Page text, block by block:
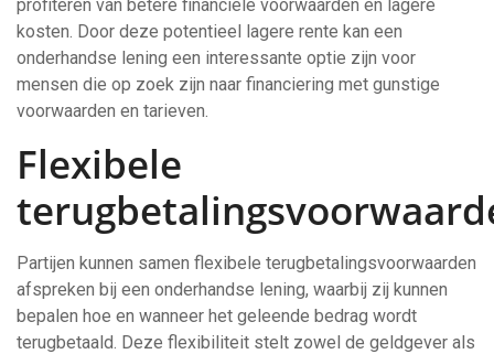
profiteren van betere financiële voorwaarden en lagere
kosten. Door deze potentieel lagere rente kan een
onderhandse lening een interessante optie zijn voor
mensen die op zoek zijn naar financiering met gunstige
voorwaarden en tarieven.
Flexibele
Partijen kunnen samen flexibele terugbetalingsvoorwaarden
afspreken bij een onderhandse lening, waarbij zij kunnen
bepalen hoe en wanneer het geleende bedrag wordt
terugbetaald. Deze flexibiliteit stelt zowel de geldgever als